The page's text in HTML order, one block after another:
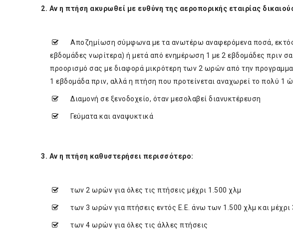
2. Αν η πτήση ακυρωθεί με ευθύνη της αεροπορικής εταιρίας
Αποζημίωση σύμφωνα με τα ανωτέρω αναφερόμενα ποσά, εκτός
εβδομάδες νωρίτερα) ή μετά από ενημέρωση 1 με 2 εβδομάδες πριν
προορισμό σας με διαφορά μικρότερη των 2 ωρών από την
1 εβδομάδα πριν, αλλά η πτήση που προτείνεται αναχωρεί το πολύ 1
Διαμονή σε ξενοδοχείο, όταν μεσολαβεί διανυκτέρευση
Γεύματα και αναψυκτικά
3. Αν η πτήση καθυστερήσει περισσότερο:
των 2 ωρών για όλες τις πτήσεις μέχρι 1.500 χλμ
των 3 ωρών για πτήσεις εντός Ε.Ε. άνω των 1.500 χλμ και μέχρι
των 4 ωρών για όλες τις άλλες πτήσεις